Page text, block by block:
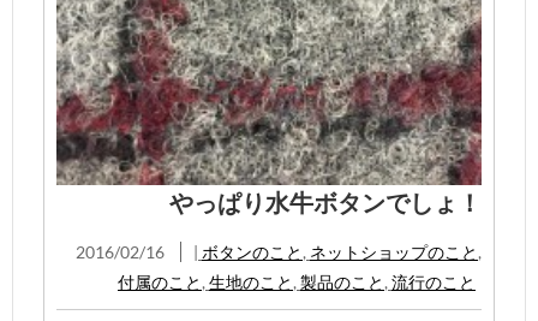
やっぱり水牛ボタンでしょ！
2016/02/16 | ボタンのこと , ネットショップのこと ,
付属のこと , 生地のこと , 製品のこと , 流行のこと